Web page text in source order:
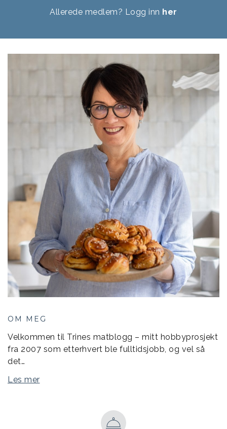
Allerede medlem? Logg inn her
OM MEG
Velkommen til Trines matblogg – mitt hobbyprosjekt
fra 2007 som etterhvert ble fulltidsjobb, og vel så
det…
Les mer